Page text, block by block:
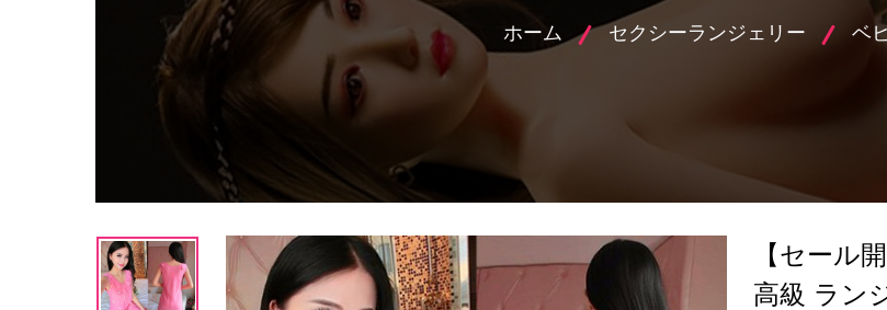
ホーム セクシーランジェリー ベ
【セール
高級 ラン